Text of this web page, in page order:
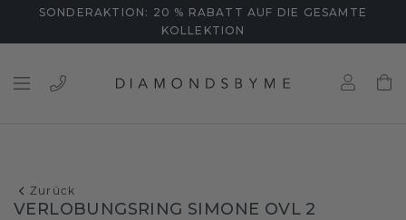
SONDERAKTION: 20 % RABATT AUF DIE GESAMTE
KOLLEKTION
Zurück
VERLOBUNGSRING SIMONE OVL 2